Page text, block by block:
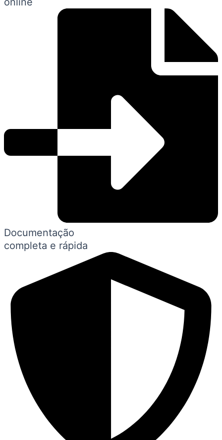
Documentação
completa e rápida